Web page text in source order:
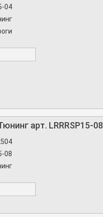
04
арт. LRRRSP15-08
08